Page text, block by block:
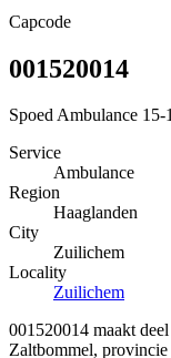
Capcode
001520014
Spoed Ambulance 15-
Service
Ambulance
Region
Haaglanden
City
Zuilichem
Locality
Zuilichem
001520014 maakt
Zaltbommel, provincie